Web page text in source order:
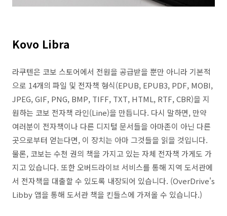
Kovo Libra
라쿠텐은 코보 스토어에서 전원을 공급받을 뿐만 아니라 기본적
으로 14개의 파일 및 전자책 형식(EPUB, EPUB3, PDF, MOBI,
JPEG, GIF, PNG, BMP, TIFF, TXT, HTML, RTF, CBR)을 지
원하는 코보 전자책 라인(Line)을 만듭니다. 다시 말하면, 만약
여러분이 전자책이나 다른 디지털 문서들을 아마존이 아닌 다른
곳으로부터 얻는다면, 이 장치는 아마 그것들을 읽을 것입니다.
물론, 코보는 수천 권의 책을 가지고 있는 자체 전자책 가게도 가
지고 있습니다. 또한 오버드라이브 서비스를 통해 지역 도서관에
서 전자책을 대출할 수 있도록 내장되어 있습니다. (OverDrive's
Libby 앱을 통해 도서관 책을 킨들스에 가져올 수 있습니다.)